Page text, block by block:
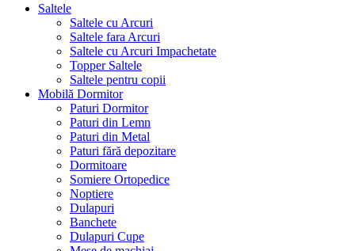
Saltele
Saltele cu Arcuri
Saltele fara Arcuri
Saltele cu Arcuri Impachetate
Topper Saltele
Saltele pentru copii
Mobilă Dormitor
Paturi Dormitor
Paturi din Lemn
Paturi din Metal
Paturi fără depozitare
Dormitoare
Somiere Ortopedice
Noptiere
Dulapuri
Banchete
Dulapuri Cupe